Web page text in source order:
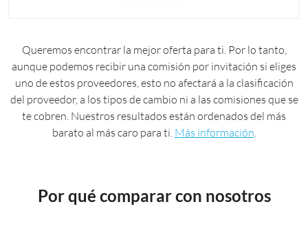
Queremos encontrar la mejor oferta para ti. Por lo tanto,
aunque podemos recibir una comisión por invitación si eliges
uno de estos proveedores, esto no afectará a la clasificación
del proveedor, a los tipos de cambio ni a las comisiones que se
te cobren. Nuestros resultados están ordenados del más
barato al más caro para ti. Más información.
Por qué comparar con nosotros